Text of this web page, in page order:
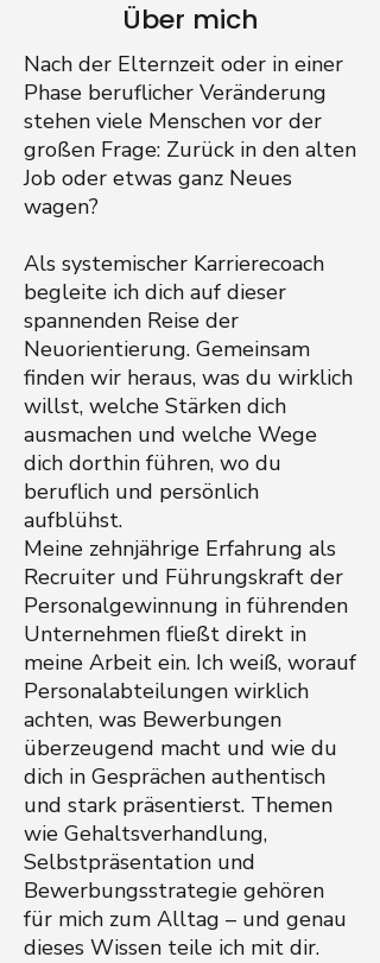
Über mich
Nach der Elternzeit oder in einer
Phase beruflicher Veränderung
stehen viele Menschen vor der
großen Frage: Zurück in den alten
Job oder etwas ganz Neues
wagen?
Als systemischer Karrierecoach
begleite ich dich auf dieser
spannenden Reise der
Neuorientierung. Gemeinsam
finden wir heraus, was du wirklich
willst, welche Stärken dich
ausmachen und welche Wege
dich dorthin führen, wo du
beruflich und persönlich
aufblühst.
Meine zehnjährige Erfahrung als
Recruiter und Führungskraft der
Personalgewinnung in führenden
Unternehmen fließt direkt in
meine Arbeit ein. Ich weiß, worauf
Personalabteilungen wirklich
achten, was Bewerbungen
überzeugend macht und wie du
dich in Gesprächen authentisch
und stark präsentierst. Themen
wie Gehaltsverhandlung,
Selbstpräsentation und
Bewerbungsstrategie gehören
für mich zum Alltag – und genau
dieses Wissen teile ich mit dir.